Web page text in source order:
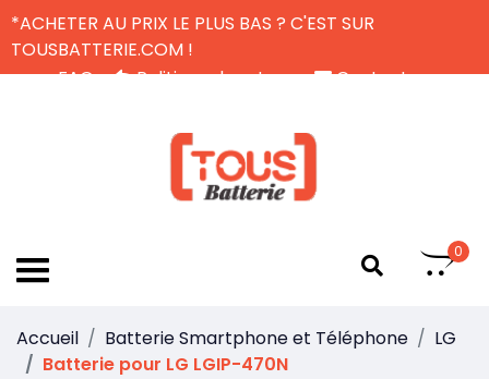
*ACHETER AU PRIX LE PLUS BAS ? C'EST SUR
TOUSBATTERIE.COM !
FAQ
Politique de retour
Contactez-nous
0
Accueil Batterie Smartphone et Téléphone
LG
Batterie pour LG LGIP-470N